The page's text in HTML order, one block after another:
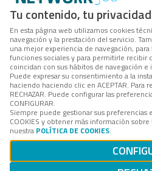
Tu contenido, tu
En esta página web utilizamos cookies
navegación y la prestación del servicio.
una mejor experiencia de navegación,
funciones sociales y para permitirle recibir
coincidan con sus hábitos de navegación e
Puede expresar su consentimiento a la
haciendo haciendo clic en ACEPTAR. Para
RECHAZAR. Puede configurar las
CONFIGURAR.
Siempre puede gestionar sus preferencias
COOKIES y obtener más información
nuestra POLÍTICA DE COOKIES.